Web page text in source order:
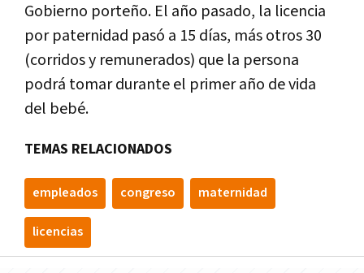
Gobierno porteño. El año pasado, la licencia
por paternidad pasó a 15 días, más otros 30
(corridos y remunerados) que la persona
podrá tomar durante el primer año de vida
del bebé.
TEMAS RELACIONADOS
empleados congreso maternidad
licencias